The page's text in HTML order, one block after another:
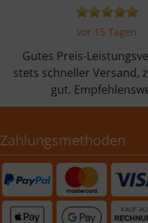
vor 15 Tagen
Gutes Preis-
stets schneller Versand,
gut.
Zahlungsmethoden